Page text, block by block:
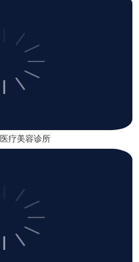
疗美容诊所